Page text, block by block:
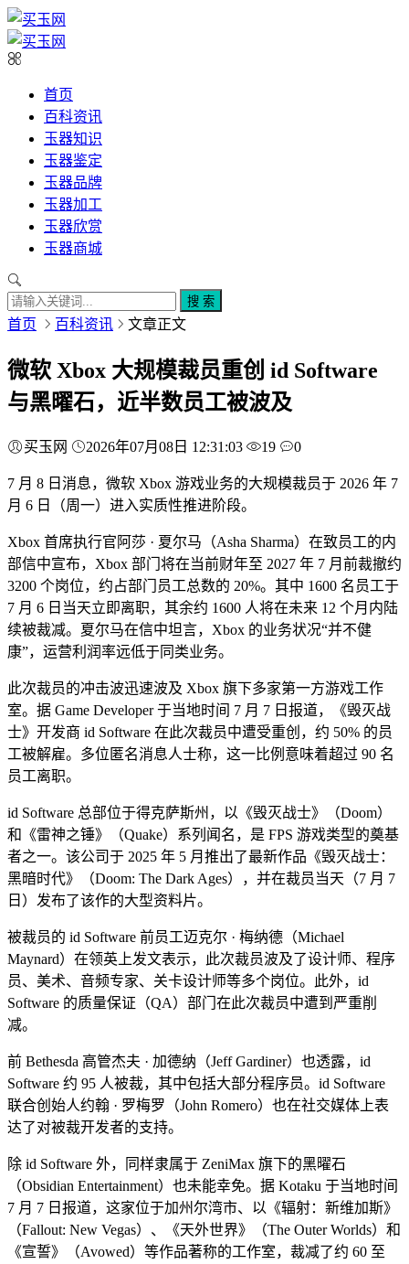
首页
百科资讯
玉器知识
玉器鉴定
玉器品牌
玉器加工
玉器欣赏
玉器商城
搜 索
首页 百科资讯 文章正文
微软 Xbox 大规模裁员重创 id Software
与黑曜石，近半数员工被波及
买玉网 2026年07月08日 12:31:03 19 0
7 月 8 日消息，微软 Xbox 游戏业务的大规模裁员于 2026 年 7
月 6 日（周一）进入实质性推进阶段。
Xbox 首席执行官阿莎 · 夏尔马（Asha Sharma）在致员工的内
部信中宣布，Xbox 部门将在当前财年至 2027 年 7 月前裁撤约
3200 个岗位，约占部门员工总数的 20%。其中 1600 名员工于
7 月 6 日当天立即离职，其余约 1600 人将在未来 12 个月内陆
续被裁减。夏尔马在信中坦言，Xbox 的业务状况“并不健
康”，运营利润率远低于同类业务。
此次裁员的冲击波迅速波及 Xbox 旗下多家第一方游戏工作
室。据 Game Developer 于当地时间 7 月 7 日报道，《毁灭战
士》开发商 id Software 在此次裁员中遭受重创，约 50% 的员
工被解雇。多位匿名消息人士称，这一比例意味着超过 90 名
员工离职。
id Software 总部位于得克萨斯州，以《毁灭战士》（Doom）
和《雷神之锤》（Quake）系列闻名，是 FPS 游戏类型的奠基
者之一。该公司于 2025 年 5 月推出了最新作品《毁灭战士：
黑暗时代》（Doom: The Dark Ages），并在裁员当天（7 月 7
日）发布了该作的大型资料片。
被裁员的 id Software 前员工迈克尔 · 梅纳德（Michael
Maynard）在领英上发文表示，此次裁员波及了设计师、程序
员、美术、音频专家、关卡设计师等多个岗位。此外，id
Software 的质量保证（QA）部门在此次裁员中遭到严重削
减。
前 Bethesda 高管杰夫 · 加德纳（Jeff Gardiner）也透露，id
Software 约 95 人被裁，其中包括大部分程序员。id Software
联合创始人约翰 · 罗梅罗（John Romero）也在社交媒体上表
达了对被裁开发者的支持。
除 id Software 外，同样隶属于 ZeniMax 旗下的黑曜石
（Obsidian Entertainment）也未能幸免。据 Kotaku 于当地时间
7 月 7 日报道，这家位于加州尔湾市、以《辐射：新维加斯》
（Fallout: New Vegas）、《天外世界》（The Outer Worlds）和
《宣誓》（Avowed）等作品著称的工作室，裁减了约 60 至